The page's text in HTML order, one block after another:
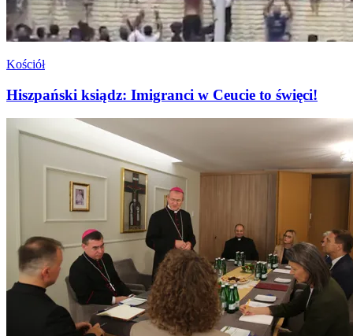
Kościół
Hiszpański ksiądz: Imigranci w Ceucie to święci!